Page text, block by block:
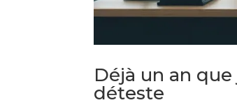
Déjà un an
déteste